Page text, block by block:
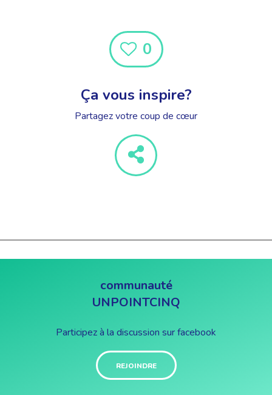
0
Ça vous inspire?
Partagez votre coup de cœur
communauté
UNPOINTCINQ
Participez à la discussion sur facebook
REJOINDRE